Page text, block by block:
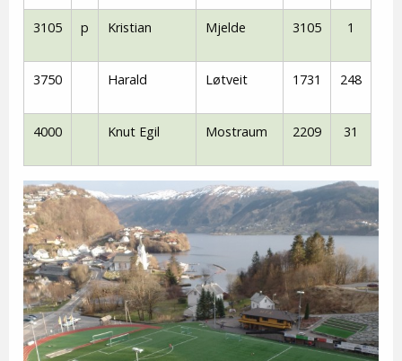
3105 p Kristian Mjelde 3105 1
3750 Harald Løtveit 1731 248
4000 Knut Egil Mostraum 2209 31